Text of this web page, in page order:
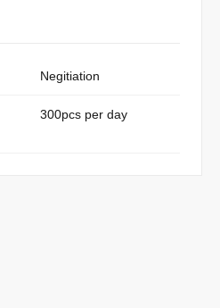
Negitiation
300pcs per day